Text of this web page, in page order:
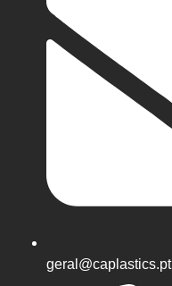
geral@caplastics.pt